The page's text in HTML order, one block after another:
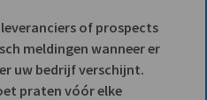
of prospects
meldingen wanneer er
uw bedrijf verschijnt.
praten vóór elke